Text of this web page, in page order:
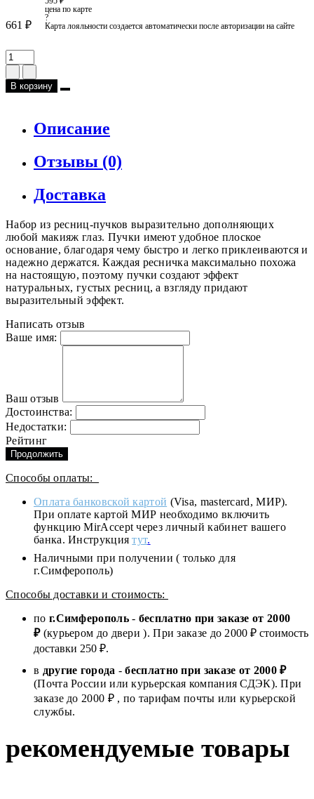
661 ₽
цена по карте
?
Карта лояльности создается автоматически после авторизации на сайте
В корзину
Описание
Отзывы (0)
Доставка
Набор из ресниц-пучков выразительно дополняющих
любой макияж глаз. Пучки имеют удобное плоское
основание, благодаря чему быстро и легко приклеиваются и
надежно держатся. Каждая ресничка максимально похожа
на настоящую, поэтому пучки создают эффект
натуральных, густых ресниц, а взгляду придают
выразительный эффект.
Написать отзыв
Ваше имя:
Ваш отзыв
Достоинства:
Недостатки:
Рейтинг
Продолжить
Способы оплаты:
Оплата банковской картой (Visa, mastercard, МИР).
При оплате картой МИР необходимо включить
функцию MirAccept через личный кабинет вашего
банка. Инструкциятут.
Наличными при получении ( только для
г.Симферополь)
Способы доставки и стоимость:
по г.Симферополь- бесплатно при заказе от 2000
₽(курьером до двери ). При заказе до 2000 ₽ стоимость
доставки 250 ₽.
в другие города -бесплатно при заказе от 2000 ₽
(Почта России или курьерская компания СДЭК). При
заказе до 2000 ₽ , по тарифам почты или курьерской
службы.
рекомендуемые товары